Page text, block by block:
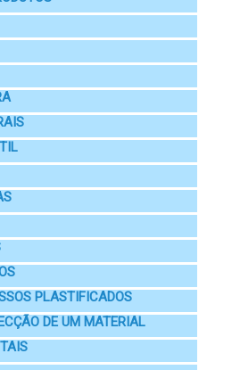
PLASTIFICADOS
DE UM MATERIAL